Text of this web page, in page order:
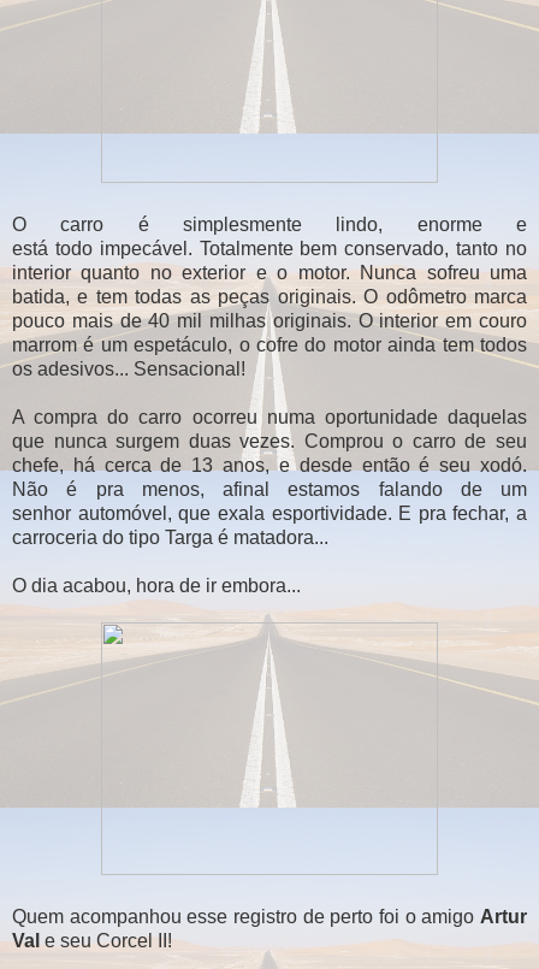
O carro é simplesmente lindo, enorme e
está todo impecável. Totalmente bem conservado, tanto no
interior quanto no exterior e o motor. Nunca sofreu uma
batida, e tem todas as peças originais. O odômetro marca
pouco mais de 40 mil milhas originais. O interior em couro
marrom é um espetáculo, o cofre do motor ainda tem todos
os adesivos... Sensacional!
A compra do carro ocorreu numa oportunidade daquelas
que nunca surgem duas vezes. Comprou o carro de seu
chefe, há cerca de 13 anos, e desde então é seu xodó.
Não é pra menos, afinal estamos falando de um
senhor automóvel, que exala esportividade. E pra fechar, a
carroceria do tipo Targa é matadora...
O dia acabou, hora de ir embora...
Quem acompanhou esse registro de perto foi o amigo Artur
Val e seu Corcel II!